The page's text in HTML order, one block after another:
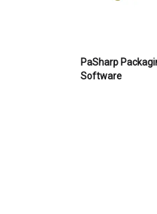
PaSharp
Software